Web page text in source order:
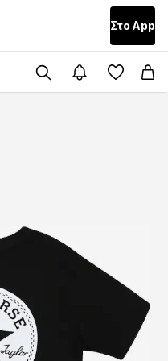
Στο Αpp